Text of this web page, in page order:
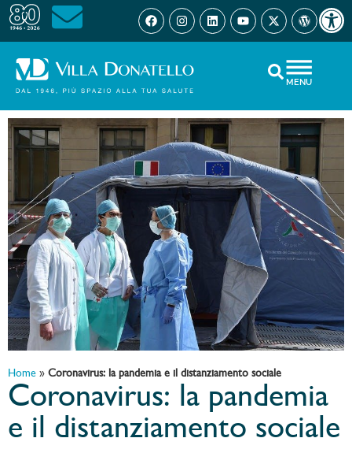
MENU
Home » Coronavirus: la pandemia e il distanziamento sociale
Coronavirus: la pandemia
e il distanziamento sociale